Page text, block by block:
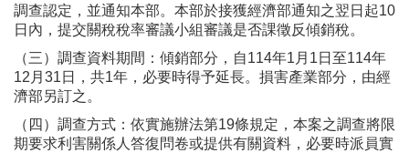
調查認定，並通知本部。本部於接獲經濟部通知之翌日起10
日內，提交關稅稅率審議小組審議是否課徵反傾銷稅。
（三）調查資料期間：傾銷部分，自114年1月1日至114年
12月31日，共1年，必要時得予延長。損害產業部分，由經
濟部另訂之。
（四）調查方式：依實施辦法第19條規定，本案之調查將限
期要求利害關係人答復問卷或提供有關資料，必要時派員實